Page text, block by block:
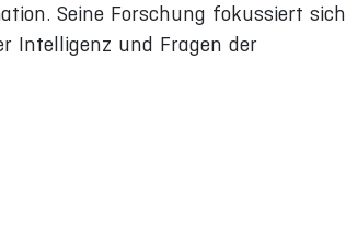
Seine Forschung fokussiert sich
Intelligenz und Fragen der